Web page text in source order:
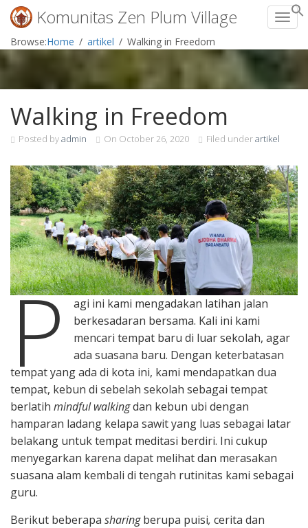
Skip
to
Komunitas Zen Plum Village
Browse:Home artikel Walking in Freedom
Walking in Freedom
Posted byadmin On October 26, 2020 Filed underartikel
P
agi ini kami mengadakan latihan jalan
berkesadaran bersama. Kali ini kami
mencari tempat baru di luar sekolah, agar
ada suasana baru. Dengan keterbatasan
tempat yang ada di kota ini, kami mendapatkan dua
tempat, kebun di sebelah sekolah sebagai tempat
berlatih mindful walkingdan kebun ubi dengan
hamparan ladang kelapa sawit yang luas sebagai latar
belakang untuk tempat meditasi berdiri. Ini cukup
menyegarkan karena dapat melihat dan merasakan
suasana alam kembali di tengah rutinitas kami sebagai
guru.
Berikut beberapa sharingberupa puisi, cerita dan